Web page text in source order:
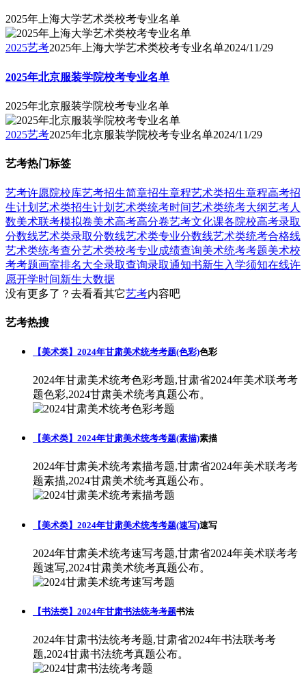
2025年上海大学艺术类校考专业名单
2025艺考2025年上海大学艺术类校考专业名单2024/11/29
2025年北京服装学院校考专业名单
2025年北京服装学院校考专业名单
2025艺考2025年北京服装学院校考专业名单2024/11/29
艺考热门标签
艺考许愿院校库艺考招生简章招生章程艺术类招生章程高考招
生计划 艺术类招生计划 艺术类统考时间艺术类统考大纲艺考人
数美术联考模拟卷美术高考高分卷艺考文化课各院校高考录取
分数线艺术类录取分数线艺术类专业分数线艺术类统考合格线
艺术类统考查分艺术类校考专业成绩查询美术统考考题美术校
考考题画室排名大全录取查询录取通知书新生入学须知在线许
愿开学时间新生大数据
没有更多了？去看看其它艺考内容吧
艺考热搜
【美术类】2024年甘肃美术统考考题(色彩)色彩
2024年甘肃美术统考色彩考题,甘肃省2024年美术联考考
题色彩,2024甘肃美术统考真题公布。
【美术类】2024年甘肃美术统考考题(素描)素描
2024年甘肃美术统考素描考题,甘肃省2024年美术联考考
题素描,2024甘肃美术统考真题公布。
【美术类】2024年甘肃美术统考考题(速写)速写
2024年甘肃美术统考速写考题,甘肃省2024年美术联考考
题速写,2024甘肃美术统考真题公布。
【书法类】2024年甘肃书法统考考题书法
2024年甘肃书法统考考题,甘肃省2024年书法联考考
题,2024甘肃书法统考真题公布。